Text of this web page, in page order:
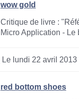
wow gold
Critique de livre :
Micro Application - Le
Le lundi 22 avril
red bottom shoes